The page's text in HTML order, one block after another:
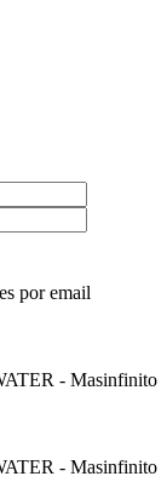
por email